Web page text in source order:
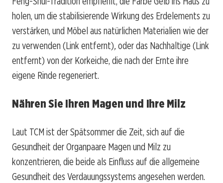
holen, um die stabilisierende Wirkung des Erdelements zu
verstärken, und Möbel aus natürlichen Materialien wie der
zu verwenden (Link entfernt),oder das Nachhaltige (Link
entfernt) von der Korkeiche, die nach der Ernte ihre
eigene Rinde regeneriert.
Nähren Sie Ihren Magen und Ihre Milz
Laut TCM ist der Spätsommer die Zeit, sich auf die
Gesundheit der Organpaare Magen und Milz zu
konzentrieren, die beide als Einfluss auf die allgemeine
Gesundheit des Verdauungssystems angesehen werden.